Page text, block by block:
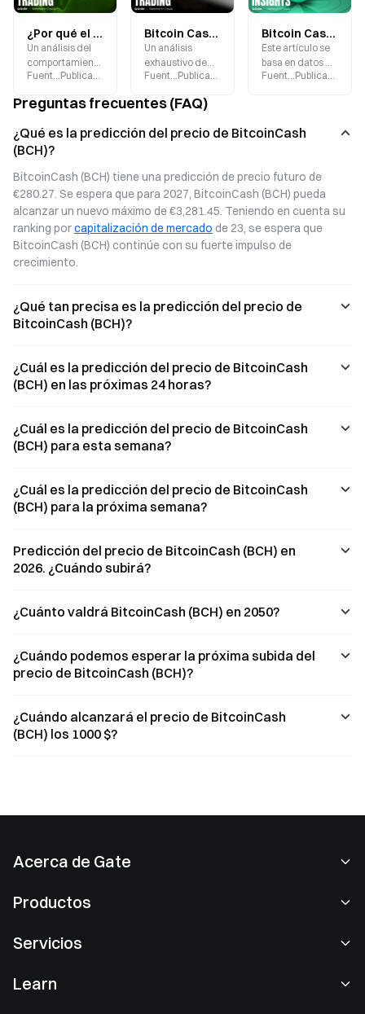
¿Por qué el precio de BCH sigue tan de cerca al de BTC y puede Bitcoin Cash forjar su propio camino?
Un análisis del
comportamiento
del precio de
(BCH) y su fuerte
BTC en 2026,
examinando la
liquidez, la
atención del
mercado y si
BCH puede
recuperar su
capacidad de
fijar precios de
:Gate.blog 2026-04-22
Bitcoin Cash (BCH): El regreso de la narrativa de los pagos
Un análisis
exhaustivo de
Bitcoin Cash
explora su
impulsada por
estructurales y
lo que el
renovado uso
indica para el
futuro de los
sistemas de
Fuente :Gate.blog 2026-03-31
Bitcoin Cash en una encrucijada: por qué la narrativa de pago perderá relevancia en 2026
Este artículo se
basa en datos de
mercado de
Bitcoin Cash
mercado, las
controversias
dentro de la
comunidad y sus
posibles vías de
desarrollo,
del sector que
Fuente :Gate.blog
Preguntas frecuentes (FAQ)
¿Qué es la predicción del precio de BitcoinCash
(BCH)?
BitcoinCash (BCH) tiene una predicción de precio futuro de
€280.27. Se espera que para 2027, BitcoinCash (BCH) pueda
alcanzar un nuevo máximo de €3,281.45. Teniendo en cuenta su
ranking por capitalización de mercado de 23, se espera que
BitcoinCash (BCH) continúe con su fuerte impulso de
crecimiento.
¿Qué tan precisa es la predicción del precio de
BitcoinCash (BCH)?
¿Cuál es la predicción del precio de BitcoinCash
(BCH) en las próximas 24 horas?
¿Cuál es la predicción del precio de BitcoinCash
(BCH) para esta semana?
¿Cuál es la predicción del precio de BitcoinCash
(BCH) para la próxima semana?
Predicción del precio de BitcoinCash (BCH) en
2026. ¿Cuándo subirá?
¿Cuánto valdrá BitcoinCash (BCH) en 2050?
¿Cuándo podemos esperar la próxima subida del
precio de BitcoinCash (BCH)?
¿Cuándo alcanzará el precio de BitcoinCash
(BCH) los 1000 $?
Acerca de Gate
Sala de prensa
Productos
Trading de spot
Servicios
Learn